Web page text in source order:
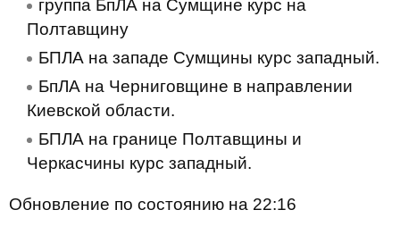
группа БпЛА на Сумщине курс на
Полтавщину
БПЛА на западе Сумщины курс западный.
БпЛА на Черниговщине в направлении
Киевской области.
БПЛА на границе Полтавщины и
Черкасчины курс западный.
Обновление по состоянию на 22:16